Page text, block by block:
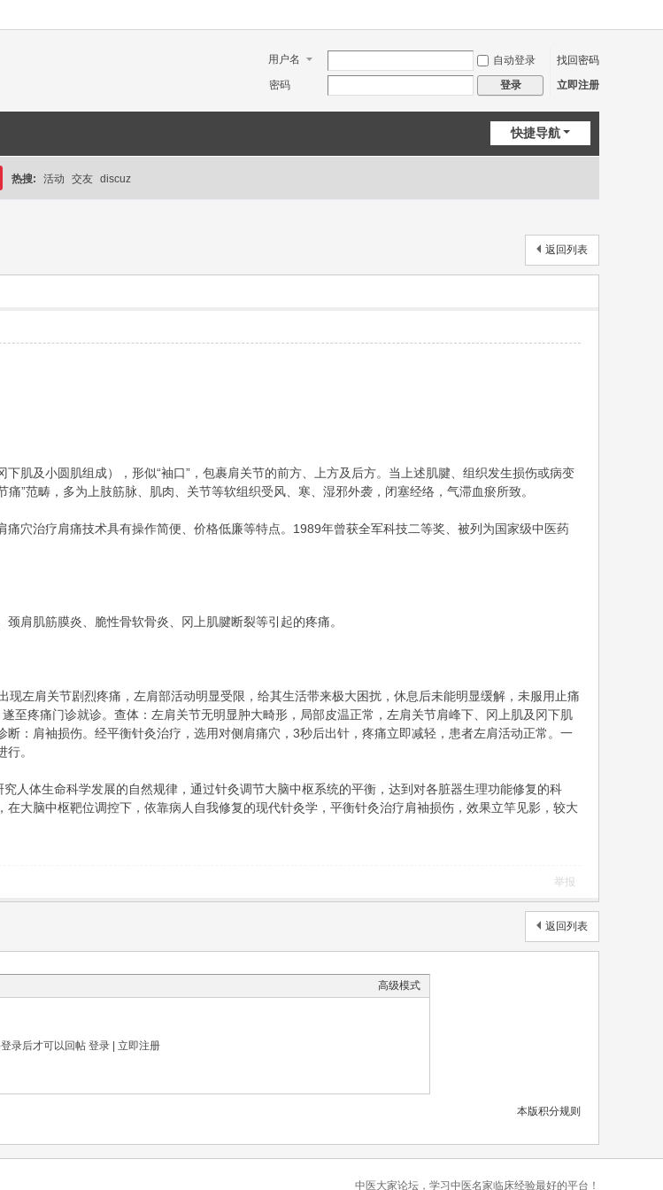
用户名 自动登录
找回密码
密码
登录 立即注册
快捷导航
热搜: 活动 交友 discuz
返回列表
肌及小圆肌组成），形似“袖口”，包裹肩关节的前方、上方及后方。当上述肌腱、组织发生损伤或病变
痛”范畴，多为上肢筋脉、肌肉、关节等软组织受风、寒、湿邪外袭，闭塞经络，气滞血瘀所致。
穴治疗肩痛技术具有操作简便、价格低廉等特点。1989年曾获全军科技二等奖、被列为国家级中医药
肩肌筋膜炎、脆性骨软骨炎、冈上肌腱断裂等引起的疼痛。
左肩关节剧烈疼痛，左肩部活动明显受限，给其生活带来极大困扰，休息后未能明显缓解，未服用止痛
至疼痛门诊就诊。查体：左肩关节无明显肿大畸形，局部皮温正常，左肩关节肩峰下、冈上肌及冈下肌
：肩袖损伤。经平衡针灸治疗，选用对侧肩痛穴，3秒后出针，疼痛立即减轻，患者左肩活动正常。一
。
人体生命科学发展的自然规律，通过针灸调节大脑中枢系统的平衡，达到对各脏器生理功能修复的科
大脑中枢靶位调控下，依靠病人自我修复的现代针灸学，平衡针灸治疗肩袖损伤，效果立竿见影，较大
举报
返回列表
高级模式
录后才可以回帖 登录| 立即注册
本版积分规则
中医大家论坛，学习中医名家临床经验最好的平台！